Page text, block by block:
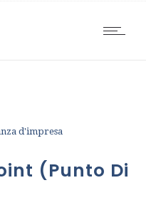
d'impresa
(punto Di